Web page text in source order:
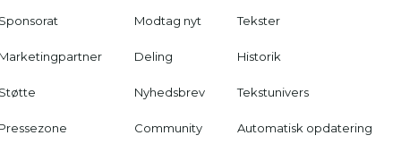
Modtag nyt
Deling
Nyhedsbrev
Community
Tekster
Historik
Tekstunivers
Automatisk opdatering